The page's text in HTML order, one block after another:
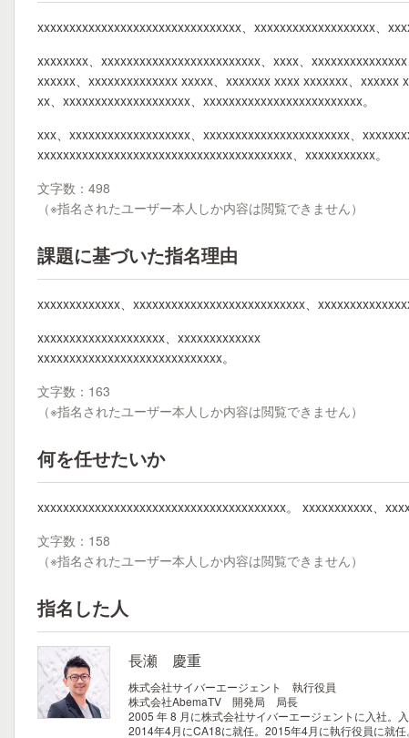
xxxxxxxxxxxxxxxxxxxxxxxxxxxxxxxx、xxxxxxxxxxxxxxxxxxx、
xxxxxxxx、xxxxxxxxxxxxxxxxxxxxxxxxx、xxxx、
xxxxxx、xxxxxxxxxxxxxx xxxxx、xxxxxxx xxxx xxxxxxx、xxxxxx
xx、xxxxxxxxxxxxxxxxxxxx、xxxxxxxxxxxxxxxxxxxxxxxxx。
xxx、xxxxxxxxxxxxxxxxxxx、xxxxxxxxxxxxxxxxxxxxxxx、
xxxxxxxxxxxxxxxxxxxxxxxxxxxxxxxxxxxxxxxx、xxxxxxxxxxx。
文字数：498
（※指名されたユーザー本人しか内容は閲覧できません）
課題に基づいた指名理由
xxxxxxxxxxxxx、xxxxxxxxxxxxxxxxxxxxxxxxxxx、
xxxxxxxxxxxxxxxxxxxx、xxxxxxxxxxxxx
xxxxxxxxxxxxxxxxxxxxxxxxxxxxx。
文字数：163
（※指名されたユーザー本人しか内容は閲覧できません）
何を任せたいか
xxxxxxxxxxxxxxxxxxxxxxxxxxxxxxxxxxxxxxx。 xxxxxxxxxxx、
文字数：158
（※指名されたユーザー本人しか内容は閲覧できません）
指名した人
長瀬 慶重
株式会社サイバーエージェント 執行役員
株式会社AbemaTV 開発局 局長
2005 年 8 月に株式会社サイバーエージェントに入社。
2014年4月にCA18に就任。2015年4月に執行役員に就任。